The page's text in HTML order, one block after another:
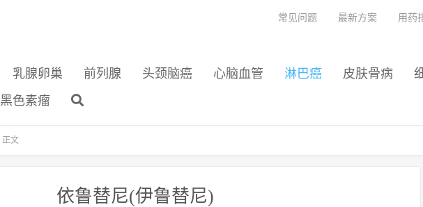
乳腺卵巢 前列腺 头颈脑癌 心脑血管 淋巴癌 皮肤骨病
黑色素瘤
常见问题 最新方案 用药
正文
依鲁替尼(伊鲁替尼)